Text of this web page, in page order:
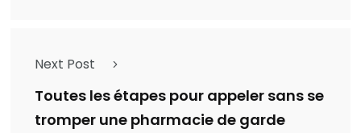
Next Post
Toutes les étapes pour appeler sans se
tromper une pharmacie de garde